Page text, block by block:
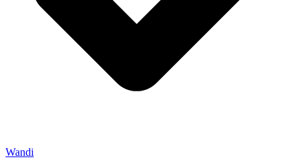
Wandi